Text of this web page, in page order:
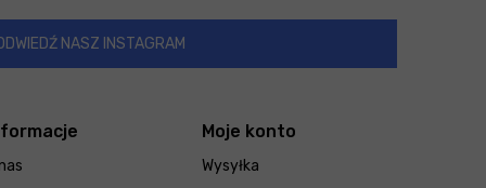
NASZ INSTAGRAM
Moje konto
Wysyłka